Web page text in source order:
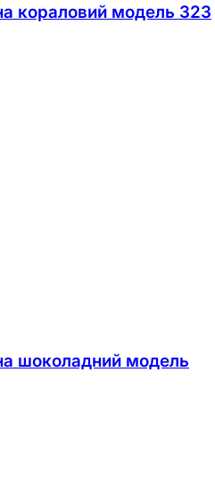
кораловий модель 323
шоколадний модель